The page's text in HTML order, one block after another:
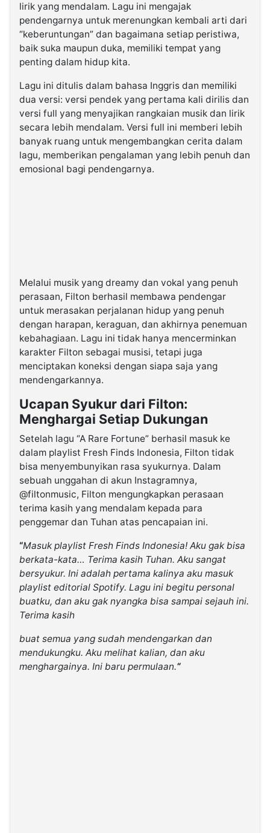
lirik yang mendalam. Lagu ini mengajak
pendengarnya untuk merenungkan kembali arti dari
“keberuntungan” dan bagaimana setiap peristiwa,
baik suka maupun duka, memiliki tempat yang
penting dalam hidup kita.
Lagu ini ditulis dalam bahasa Inggris dan memiliki
dua versi: versi pendek yang pertama kali dirilis dan
versi full yang menyajikan rangkaian musik dan lirik
secara lebih mendalam. Versi full ini memberi lebih
banyak ruang untuk mengembangkan cerita dalam
lagu, memberikan pengalaman yang lebih penuh dan
emosional bagi pendengarnya.
Melalui musik yang dreamy dan vokal yang penuh
perasaan, Filton berhasil membawa pendengar
untuk merasakan perjalanan hidup yang penuh
dengan harapan, keraguan, dan akhirnya penemuan
kebahagiaan. Lagu ini tidak hanya mencerminkan
karakter Filton sebagai musisi, tetapi juga
menciptakan koneksi dengan siapa saja yang
mendengarkannya.
Ucapan Syukur dari Filton:
Menghargai Setiap Dukungan
Setelah lagu “A Rare Fortune” berhasil masuk ke
dalam playlist Fresh Finds Indonesia, Filton tidak
bisa menyembunyikan rasa syukurnya. Dalam
sebuah unggahan di akun Instagramnya,
@filtonmusic, Filton mengungkapkan perasaan
terima kasih yang mendalam kepada para
penggemar dan Tuhan atas pencapaian ini.
“Masuk playlist Fresh Finds Indonesia! Aku gak bisa
berkata-kata… Terima kasih Tuhan. Aku sangat
bersyukur. Ini adalah pertama kalinya aku masuk
playlist editorial Spotify. Lagu ini begitu personal
buatku, dan aku gak nyangka bisa sampai sejauh ini.
Terima kasih
buat semua yang sudah mendengarkan dan
mendukungku. Aku melihat kalian, dan aku
menghargainya. Ini baru permulaan.“